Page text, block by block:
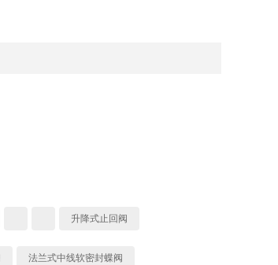
升降式止回阀
法兰式中线软密封蝶阀